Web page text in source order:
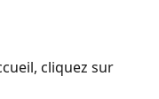
cliquez sur